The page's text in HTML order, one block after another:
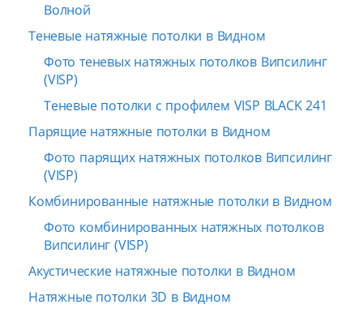
Волной
Теневые натяжные потолки в Видном
Фото теневых натяжных потолков Випсилинг
(VISP)
Теневые потолки с профилем VISP BLACK 241
Парящие натяжные потолки в Видном
Фото парящих натяжных потолков Випсилинг
(VISP)
Комбинированные натяжные потолки в Видном
Фото комбинированных натяжных потолков
Випсилинг (VISP)
Акустические натяжные потолки в Видном
Натяжные потолки 3D в Видном